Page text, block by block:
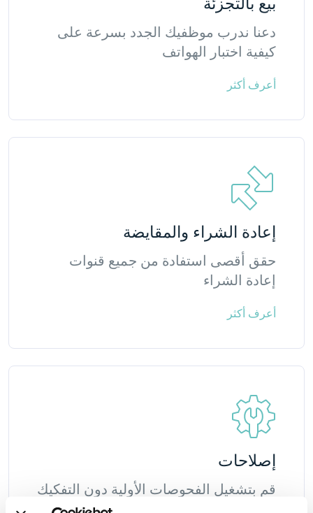
دعنا ندرب موظفيك الجدد بسرعة على
كيفية اختبار الهواتف
أعرف أكثر
إعادة الشراء والمقايضة
حقق أقصى استفادة من جميع قنوات
إعادة الشراء
أعرف أكثر
إصلاحات
قم بتشغيل الفحوصات الأولية دون التفكيك